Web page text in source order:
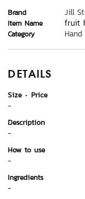
Brand Jill
Item Name fruit
Category Hand
DETAILS
Size
Price
-
Description
-
How to use
-
Ingredients
-